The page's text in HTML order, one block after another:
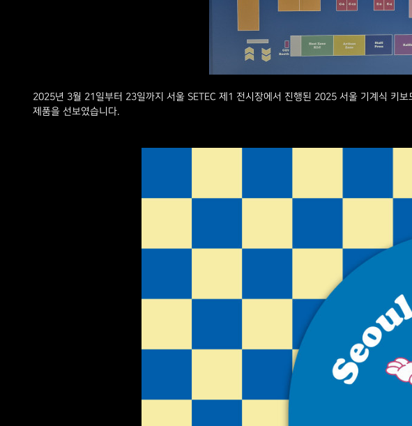
2025년 3월 21일부터 23일까지 서울 SETEC 제1 전시장에서 진행된 2025 서울 기계식 키
제품을 선보였습니다.